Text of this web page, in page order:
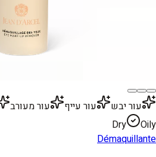
עור יבש עור עייף עור מעורב
Dry
Oily
Démaquillante